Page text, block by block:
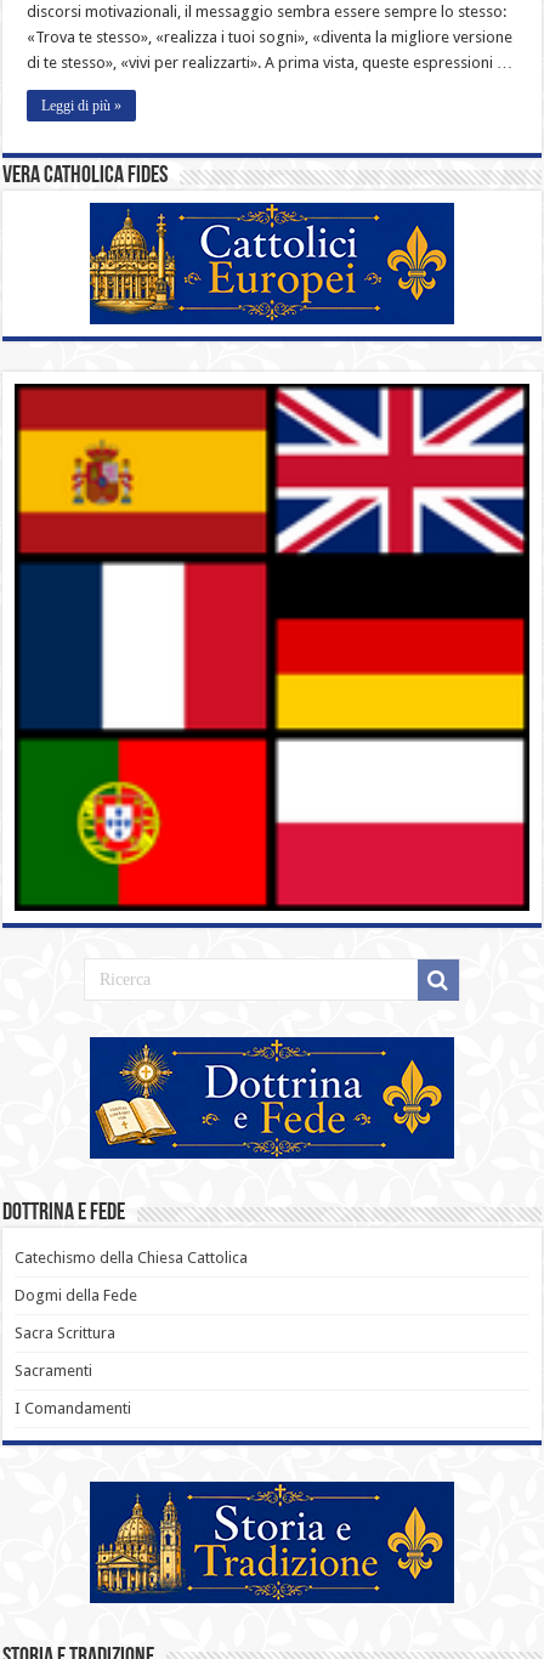
discorsi motivazionali, il messaggio sembra essere sempre lo stesso:
«Trova te stesso», «realizza i tuoi sogni», «diventa la migliore versione
di te stesso», «vivi per realizzarti». A prima vista, queste espressioni …
Leggi di più »
Vera catholica fides
Dottrina e Fede
Catechismo della Chiesa Cattolica
Dogmi della Fede
Sacra Scrittura
Sacramenti
I Comandamenti